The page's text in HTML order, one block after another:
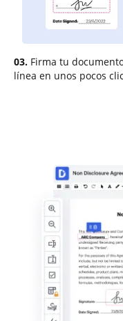
03. Firma tu
línea en unos pocos